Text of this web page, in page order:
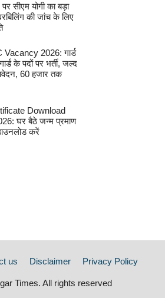
पर सीएम योगी का बड़ा
की जांच के लिए
2026: गार्ड
के पदों पर भर्ती, जल्द
60 हजार तक
Download
घर बैठे जन्म प्रमाण
करें
us Disclaimer Privacy Policy
Times. All rights reserved